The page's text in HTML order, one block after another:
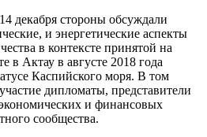
декабря стороны обсуждали
и энергетические аспекты
в контексте принятой на
в Актау в августе 2018 года
Каспийского моря. В том
дипломаты, представители
и финансовых
сообщества.